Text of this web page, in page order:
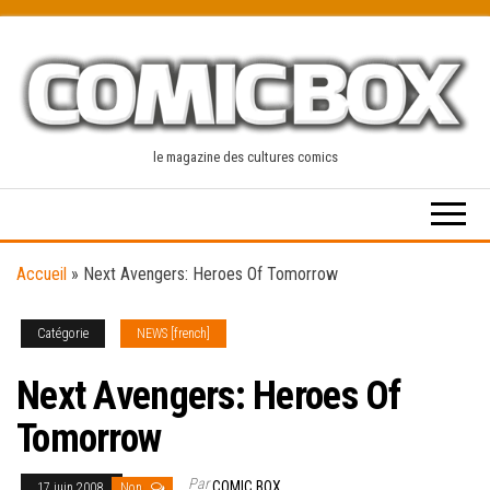
content
le magazine des cultures comics
Accueil » Next Avengers: Heroes Of Tomorrow
Catégorie NEWS [french]
Next Avengers: Heroes Of
Tomorrow
ParCOMIC BOX